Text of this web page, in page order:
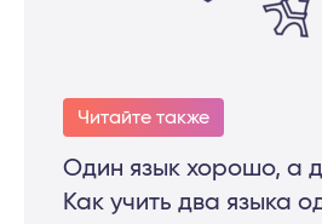
Читайте также
Один язык хорошо, а
Как учить два языка